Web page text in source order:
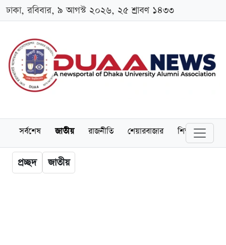
ঢাকা, রবিবার, ৯ আগস্ট ২০২৬, ২৫ শ্রাবণ ১৪৩৩
সর্বশেষ জাতীয় রাজনীতি শেয়ারবাজার শিক্ষা
প্রচ্ছদ জাতীয়